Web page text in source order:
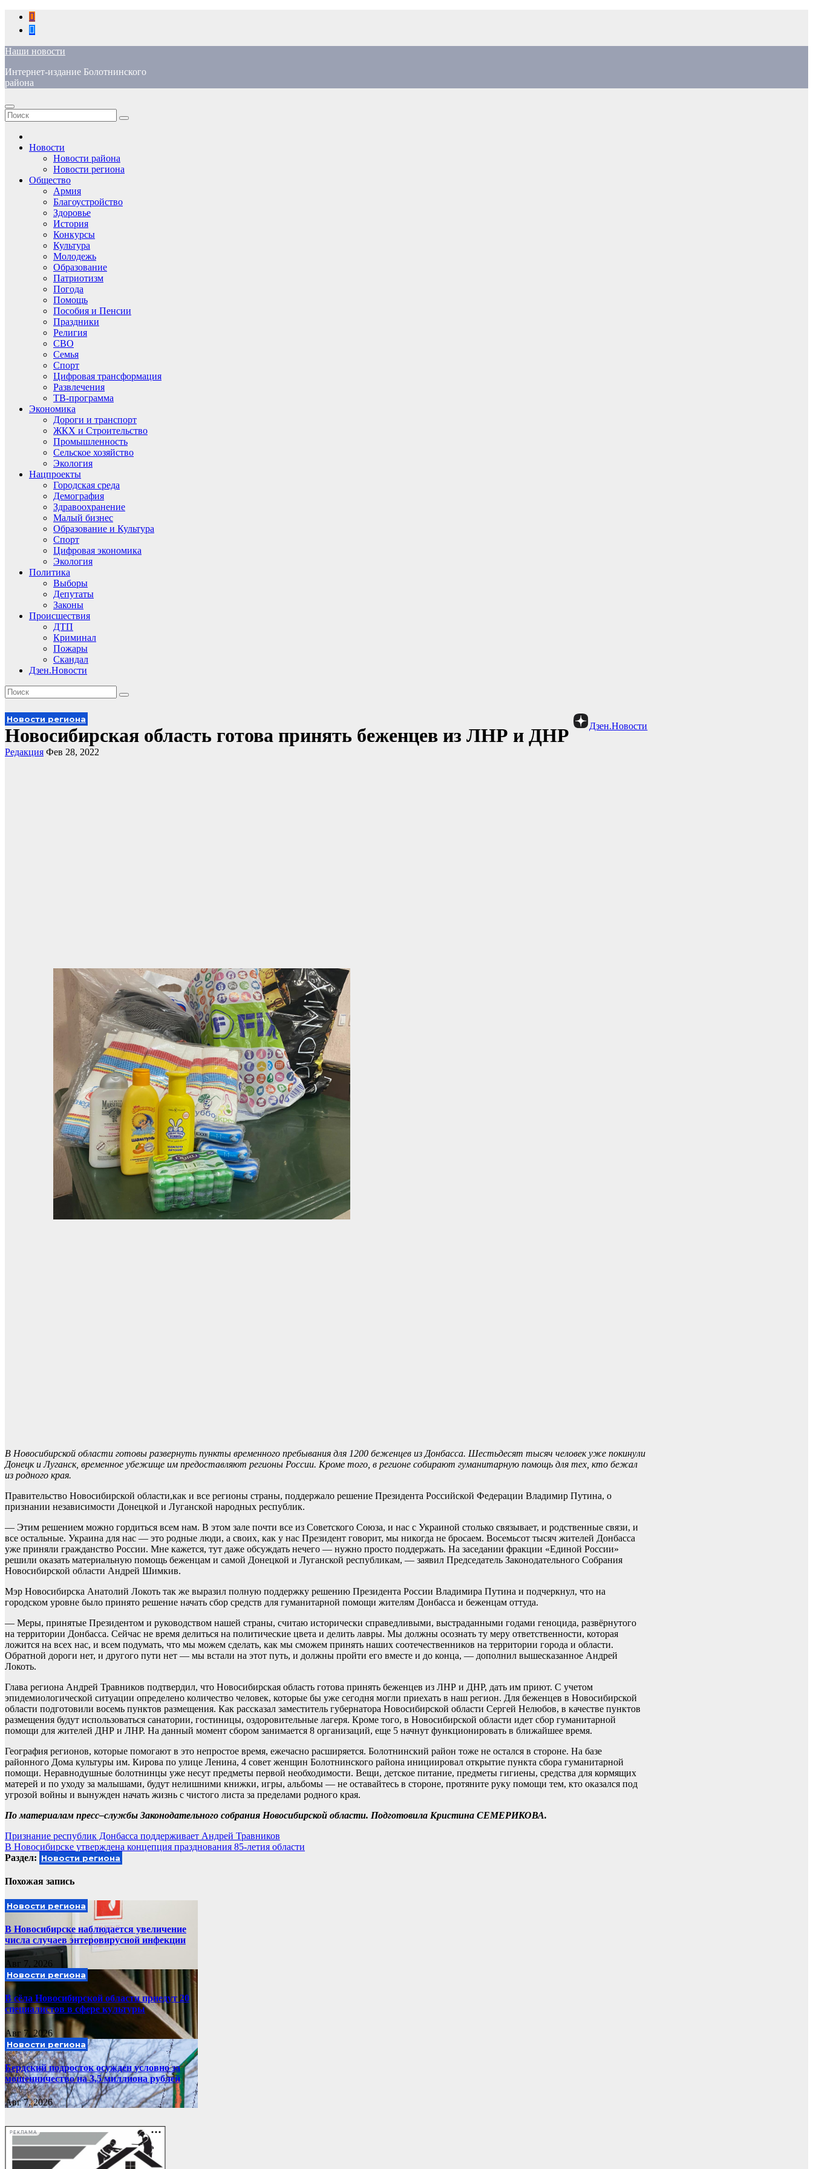
Перейти
содержимому
Наши новости
Интернет-издание Болотнинского
района
Новости
Новости района
Новости региона
Общество
Армия
Благоустройство
Здоровье
История
Конкурсы
Культура
Молодежь
Образование
Патриотизм
Погода
Помощь
Пособия и Пенсии
Праздники
Религия
СВО
Семья
Спорт
Цифровая трансформация
Развлечения
ТВ-программа
Экономика
Дороги и транспорт
ЖКХ и Строительство
Промышленность
Сельское хозяйство
Экология
Нацпроекты
Городская среда
Демография
Здравоохранение
Малый бизнес
Образование и Культура
Спорт
Цифровая экономика
Экология
Политика
Выборы
Депутаты
Законы
Происшествия
ДТП
Криминал
Пожары
Скандал
Дзен.Новости
Дзен.Новости
Новости региона
Новосибирская область готова принять беженцев из ЛНР и ДНР
Редакция Фев 28, 2022
В Новосибирской области готовы развернуть пункты временного пребывания для 1200 беженцев из Донбасса. Шестьдесят тысяч человек уже покинули
Донецк и Луганск, временное убежище им предоставляют регионы России. Кроме того, в регионе собирают гуманитарную помощь для тех, кто бежал
из родного края.
Правительство Новосибирской области,как и все регионы страны, поддержало решение Президента Российской Федерации Владимир Путина, о
признании независимости Донецкой и Луганской народных республик.
— Этим решением можно гордиться всем нам. В этом зале почти все из Советского Союза, и нас с Украиной столько связывает, и родственные связи, и
все остальные. Украина для нас — это родные люди, а своих, как у нас Президент говорит, мы никогда не бросаем. Восемьсот тысяч жителей Донбасса
уже приняли гражданство России. Мне кажется, тут даже обсуждать нечего — нужно просто поддержать. На заседании фракции «Единой России»
решили оказать материальную помощь беженцам и самой Донецкой и Луганской республикам, — заявил Председатель Законодательного Собрания
Новосибирской области Андрей Шимкив.
Мэр Новосибирска Анатолий Локоть так же выразил полную поддержку решению Президента России Владимира Путина и подчеркнул, что на
городском уровне было принято решение начать сбор средств для гуманитарной помощи жителям Донбасса и беженцам оттуда.
— Меры, принятые Президентом и руководством нашей страны, считаю исторически справедливыми, выстраданными годами геноцида, развёрнутого
на территории Донбасса. Сейчас не время делиться на политические цвета и делить лавры. Мы должны осознать ту меру ответственности, которая
ложится на всех нас, и всем подумать, что мы можем сделать, как мы сможем принять наших соотечественников на территории города и области.
Обратной дороги нет, и другого пути нет — мы встали на этот путь, и должны пройти его вместе и до конца, — дополнил вышесказанное Андрей
Локоть.
Глава региона Андрей Травников подтвердил, что Новосибирская область готова принять беженцев из ЛНР и ДНР, дать им приют. С учетом
эпидемиологической ситуации определено количество человек, которые бы уже сегодня могли приехать в наш регион. Для беженцев в Новосибирской
области подготовили восемь пунктов размещения. Как рассказал заместитель губернатора Новосибирской области Сергей Нелюбов, в качестве пунктов
размещения будут использоваться санатории, гостиницы, оздоровительные лагеря. Кроме того, в Новосибирской области идет сбор гуманитарной
помощи для жителей ДНР и ЛНР. На данный момент сбором занимается 8 организаций, еще 5 начнут функционировать в ближайшее время.
География регионов, которые помогают в это непростое время, ежечасно расширяется. Болотнинский район тоже не остался в стороне. На базе
районного Дома культуры им. Кирова по улице Ленина, 4 совет женщин Болотнинского района инициировал открытие пункта сбора гуманитарной
помощи. Неравнодушные болотнинцы уже несут предметы первой необходимости. Вещи, детское питание, предметы гигиены, средства для кормящих
матерей и по уходу за малышами, будут нелишними книжки, игры, альбомы — не оставайтесь в стороне, протяните руку помощи тем, кто оказался под
угрозой войны и вынужден начать жизнь с чистого листа за пределами родного края.
По материалам пресс–службы Законодательного собрания Новосибирской области. Подготовила Кристина СЕМЕРИКОВА.
Навигация
по
Признание республик Донбасса поддерживает Андрей Травников
В Новосибирске утверждена концепция празднования 85-летия области
Раздел: Новости региона
Похожая запись
Новости региона
В Новосибирске наблюдается увеличение
числа случаев энтеровирусной инфекции
Авг 7, 2026
Новости региона
В сёла Новосибирской области приедут 20
специалистов в сфере культуры
Авг 7, 2026
Новости региона
Бердский подросток осужден условно за
мошенничество на 3,5 миллиона рублей
Авг 7, 2026
РЕКЛАМА